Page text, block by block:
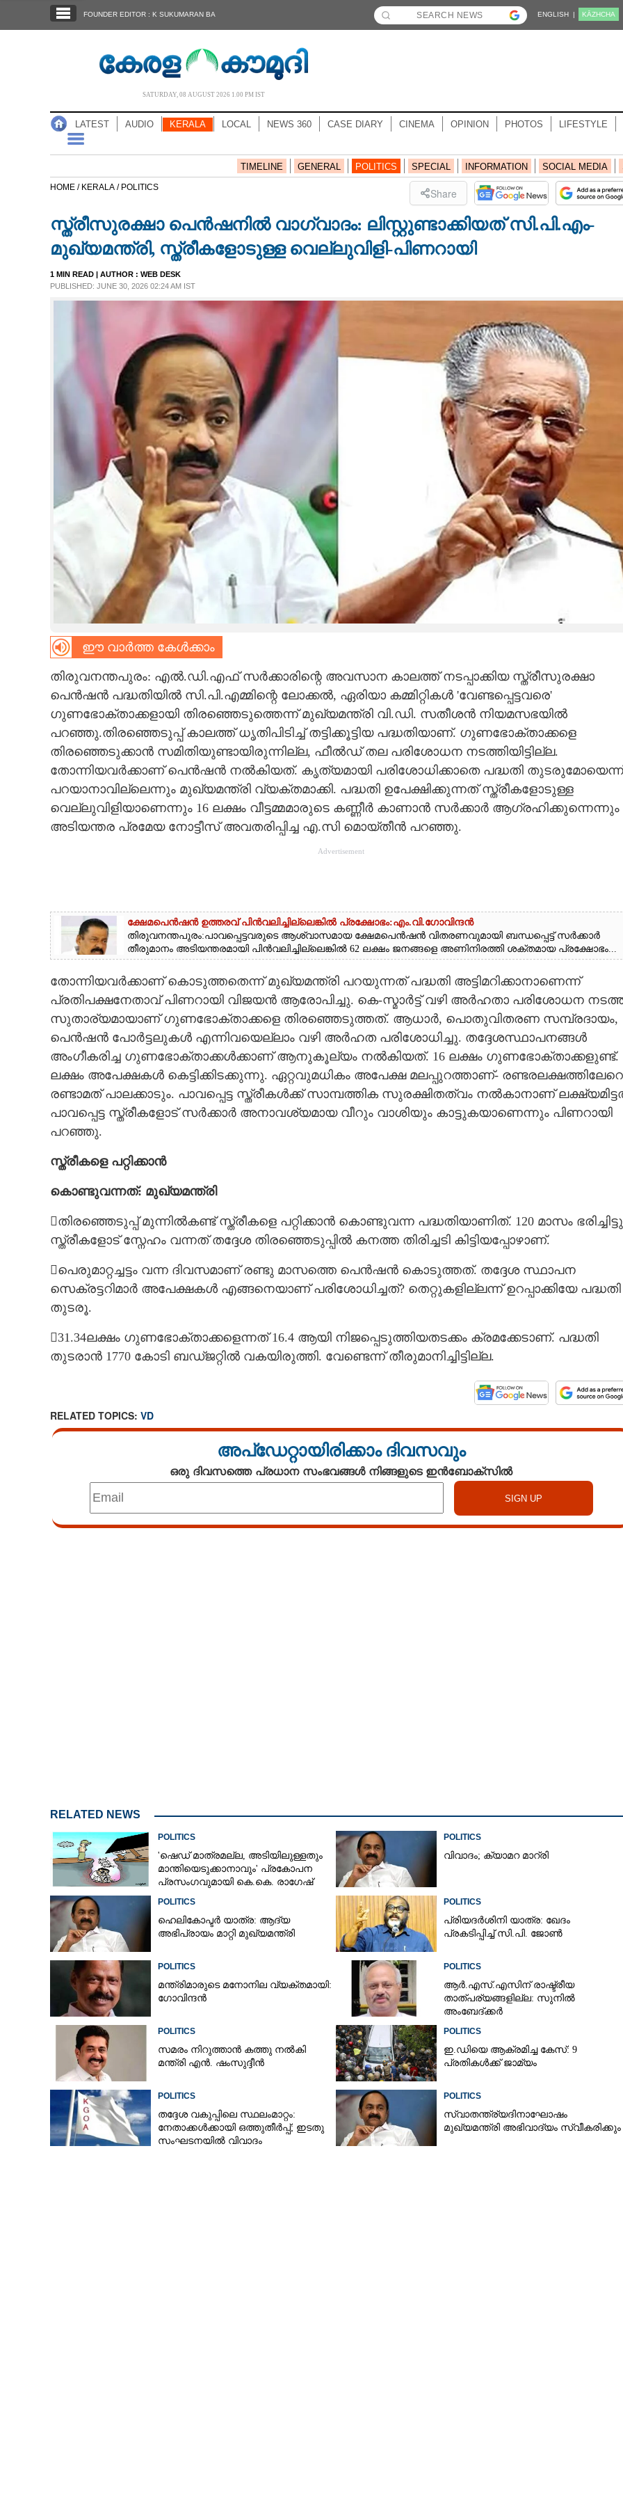
NOTIFIED NEWS
NEWS 360
CASE DIARY
CARTOONS
CONTACT US
FOUNDER EDITOR : K SUKUMARAN BA ENGLISH | KĀZHCHA
SATURDAY, 08 AUGUST 2026 1.00 PM IST
LATEST AUDIO KERALA LOCAL NEWS 360 CASE DIARY CINEMA OPINION PHOTOS LIFESTYLE
TIMELINE GENERAL POLITICS SPECIAL INFORMATION SOCIAL MEDIA
HOME / KERALA / POLITICS Share
സ്ത്രീസുരക്ഷാ പെൻഷനിൽ വാഗ്വാദം: ലിസ്റ്റുണ്ടാക്കിയത് സി.പി.എം-
മുഖ്യമന്ത്രി, സ്ത്രീകളോടുള്ള വെല്ലുവിളി-പിണറായി
1 MIN READ | AUTHOR : WEB DESK
PUBLISHED: JUNE 30, 2026 02:24 AM IST
ഈ വാർത്ത കേൾക്കാം
തിരുവനന്തപുരം: എൽ.ഡി.എഫ് സ‌ർക്കാരിന്റെ അവസാന കാലത്ത് നടപ്പാക്കിയ സ്ത്രീസുരക്ഷാ
പെൻഷൻ പദ്ധതിയിൽ സി.പി.എമ്മിന്റെ ലോക്കൽ, ഏരിയാ കമ്മിറ്റികൾ 'വേണ്ടപ്പെട്ടവരെ'
ഗുണഭോക്താക്കളായി തിരഞ്ഞെടുത്തെന്ന് മുഖ്യമന്ത്രി വി.ഡി. സതീശൻ നിയമസഭയിൽ
പറഞ്ഞു.തിരഞ്ഞെടുപ്പ് കാലത്ത് ധൃതിപിടിച്ച് തട്ടിക്കൂട്ടിയ പദ്ധതിയാണ്. ഗുണഭോക്താക്കളെ
തിരഞ്ഞെടുക്കാൻ സമിതിയുണ്ടായിരുന്നില്ല, ഫീൽഡ് തല പരിശോധന നടത്തിയിട്ടില്ല.
തോന്നിയവർക്കാണ് പെൻഷൻ നൽകിയത്. കൃത്യമായി പരിശോധിക്കാതെ പദ്ധതി തുടരുമോയെന്ന്
പറയാനാവില്ലെന്നും മുഖ്യമന്ത്രി വ്യക്തമാക്കി. പദ്ധതി ഉപേക്ഷിക്കുന്നത് സ്ത്രീകളോടുള്ള
വെല്ലുവിളിയാണെന്നും 16 ലക്ഷം വീട്ടമ്മമാരുടെ കണ്ണീർ കാണാൻ സർക്കാർ ആഗ്രഹിക്കുന്നെന്നും
അടിയന്തര പ്രമേയ നോട്ടീസ് അവതരിപ്പിച്ച എ.സി മൊയ്തീൻ പറഞ്ഞു.
Advertisement
ക്ഷേമപെൻഷൻ ഉത്തരവ് പിൻവലിച്ചില്ലെങ്കിൽ പ്രക്ഷോഭം:എം.വി.ഗോവിന്ദൻ
തിരുവനന്തപുരം:പാവപ്പെട്ടവരുടെ ആശ്വാസമായ ക്ഷേമപെൻഷൻ വിതരണവുമായി ബന്ധപ്പെട്ട് സർക്കാർ
തീരുമാനം അടിയന്തരമായി പിൻവലിച്ചില്ലെങ്കിൽ 62 ലക്ഷം ജനങ്ങളെ അണിനിരത്തി ശക്തമായ പ്രക്ഷോഭം...
തോന്നിയവർക്കാണ് കൊടുത്തതെന്ന് മുഖ്യമന്ത്രി പറയുന്നത് പദ്ധതി അട്ടിമറിക്കാനാണെന്ന്
പ്രതിപക്ഷനേതാവ് പിണറായി വിജയൻ ആരോപിച്ചു. കെ-സ്മാർട്ട് വഴി അർഹതാ പരിശോധന
സുതാര്യമായാണ് ഗുണഭോക്താക്കളെ തിരഞ്ഞെടുത്തത്. ആധാർ, പൊതുവിതരണ സമ്പ്രദായം,
പെൻഷൻ പോർട്ടലുകൾ എന്നിവയെല്ലാം വഴി അർഹത പരിശോധിച്ചു. തദ്ദേശസ്ഥാപനങ്ങൾ
അംഗീകരിച്ച ഗുണഭോക്താക്കൾക്കാണ് ആനുകൂല്യം നൽകിയത്. 16 ലക്ഷം ഗുണഭോക്താക്കളുണ്ട്.
ലക്ഷം അപേക്ഷകൾ കെട്ടിക്കിടക്കുന്നു. ഏറ്റവുമധികം അപേക്ഷ മലപ്പുറത്താണ്-
രണ്ടാമത് പാലക്കാടും. പാവപ്പെട്ട സ്ത്രീകൾക്ക് സാമ്പത്തിക സുരക്ഷിതത്വം നൽകാനാണ്
പാവപ്പെട്ട സ്ത്രീകളോട് സർക്കാർ അനാവശ്യമായ വീറും വാശിയും കാട്ടുകയാണെന്നും പിണറായി
പറഞ്ഞു.
സ്ത്രീകളെ പറ്റിക്കാൻ
കൊണ്ടുവന്നത്: മുഖ്യമന്ത്രി
തിരഞ്ഞെടുപ്പ് മുന്നിൽകണ്ട് സ്ത്രീകളെ പറ്റിക്കാൻ കൊണ്ടുവന്ന പദ്ധതിയാണിത്. 120 മാസം
സ്ത്രീകളോട് സ്നേഹം വന്നത് തദ്ദേശ തിരഞ്ഞെടുപ്പിൽ കനത്ത തിരിച്ചടി കിട്ടിയപ്പോഴാണ്.
പെരുമാറ്റച്ചട്ടം വന്ന ദിവസമാണ് രണ്ടു മാസത്തെ പെൻഷൻ കൊടുത്തത്. തദ്ദേശ സ്ഥാപന
സെക്രട്ടറിമാർ അപേക്ഷകൾ എങ്ങനെയാണ് പരിശോധിച്ചത്? തെറ്റുകളില്ലന്ന് ഉറപ്പാക്കിയേ പദ്ധതി
തുടരൂ.
31.34ലക്ഷം ഗുണഭോക്താക്കളെന്നത് 16.4 ആയി നിജപ്പെടുത്തിയതടക്കം ക്രമക്കേടാണ്. പദ്ധതി
തുടരാൻ 1770 കോടി ബഡ്ജറ്റിൽ വകയിരുത്തി. വേണ്ടെന്ന് തീരുമാനിച്ചിട്ടില്ല.
RELATED TOPICS: VD
അപ്ഡേറ്റായിരിക്കാം ദിവസവും
ഒരു ദിവസത്തെ പ്രധാന സംഭവങ്ങൾ നിങ്ങളുടെ ഇൻബോക്സിൽ
RELATED NEWS
POLITICS
'ഷെഡ് മാത്രമല്ല, അടിയിലുള്ളതും
മാന്തിയെടുക്കാനാവും' പ്രകോപന
പ്രസംഗവുമായി കെ.കെ. രാഗേഷ്
POLITICS
വിവാദം; ക്യാമറ മാറ്രി
POLITICS
ഹെലികോപ്ടർ യാത്ര: ആദ്യ
അഭിപ്രായം മാറ്റി മുഖ്യമന്ത്രി
POLITICS
പ്രിയദർശിനി യാത്ര: ഖേദം
പ്രകടിപ്പിച്ച് സി.പി. ജോൺ
POLITICS
മന്ത്രിമാരുടെ മനോനില വ്യക്തമായി:
ഗോവിന്ദൻ
POLITICS
ആർ.എസ്.എസിന് രാഷ്ട്രീയ
താത്പര്യങ്ങളില്ല: സുനിൽ
അംബേദ്ക്കർ
POLITICS
സമരം നിറുത്താൻ കത്തു നൽകി
മന്ത്രി എൻ. ഷംസുദ്ദീൻ
POLITICS
ഇ.ഡിയെ ആക്രമിച്ച കേസ്: 9
പ്രതികൾക്ക് ജാമ്യം
POLITICS
തദ്ദേശ വകുപ്പിലെ സ്ഥലംമാറ്റം:
നേതാക്കൾക്കായി ഒത്തുതീർപ്പ്; ഇടതു
സംഘടനയിൽ വിവാദം
POLITICS
സ്വാതന്ത്ര്യദിനാഘോഷം
മുഖ്യമന്ത്രി അഭിവാദ്യം സ്വീകരിക്കും
Share this link